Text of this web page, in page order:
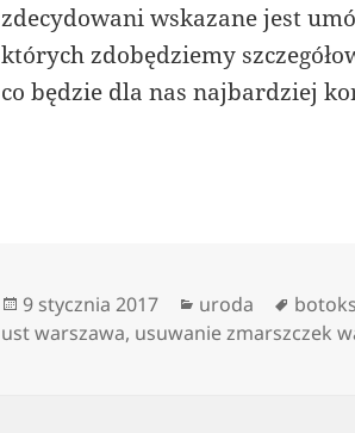
zdecydowani wskazane jest
których zdobędziemy
co będzie dla nas najbardziej
Data
publikacji
9 stycznia 2017 Kategorie
uroda Tagi
botoks
ust warszawa, usuwanie zmarszczek